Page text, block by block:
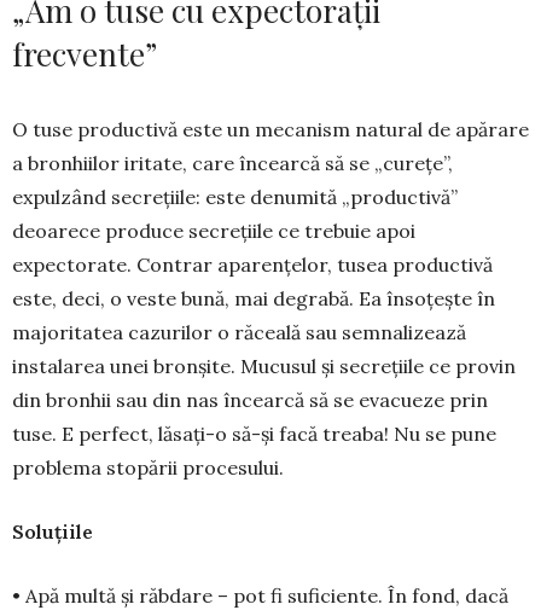
„Am o tuse cu expectorații
frecvente”
O tuse productivă este un meca­nism natural de apărare
a bronhiilor iritate, care încearcă să se „curețe”,
expulzând secrețiile: este denumită „pro­ductivă”
deoarece produce se­­cre­țiile ce trebuie apoi
expectorate. Contrar aparențelor, tusea pro­duc­tivă
este, deci, o veste bună, mai de­gra­bă. Ea însoțește în
ma­joritatea ca­zurilor o răceală sau semnalizează
instalarea unei bron­­șite. Mucusul și secrețiile ce pro­vin
din bronhii sau din nas în­cear­că să se evacueze prin
tuse. E perfect, lăsa­ți-o să-și facă trea­ba! Nu se pune
problema stopării pro­cesului.
Soluțiile
• Apă multă și răbdare – pot fi su­ficiente. În fond, dacă